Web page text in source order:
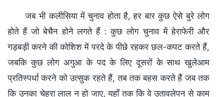
जब भी कलीसिया में चुनाव होता है, हर बार कुछ ऐसे बुरे लोग
होते हैं जो बेचैन होने लगते हैं : कुछ लोग चुनाव में हेराफेरी और
गड़बड़ी करने की कोशिश में परदे के पीछे रहकर छल-कपट करते हैं,
जबकि कुछ लोग अगुआ के पद के लिए दूसरों के साथ खुलेआम
प्रतिस्पर्धा करने को उत्सुक रहते हैं, तब तक बहस करते हैं जब तक
कि उनका चेहरा लाल न हो जाए, यहाँ तक कि वे उतावलेपन से काम